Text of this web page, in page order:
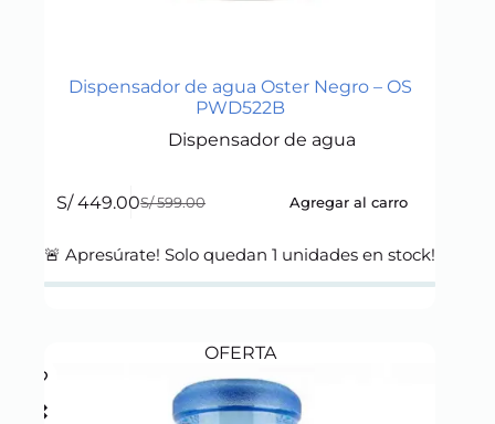
Dispensador de agua Oster Negro – OS
PWD522B
Dispensador de agua
S/599.00
Original
was:
S/449.00Current
is:
Agregar al carro
🚨 Apresúrate! Solo quedan1 unidades en stock!
OFERTA